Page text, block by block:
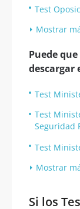
Test
Mostrar
Puede
descargar
Test
Test
Seguridad
Test
Mostrar
Si los